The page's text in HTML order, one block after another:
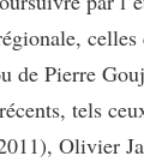
de Pierre
tels
Olivier